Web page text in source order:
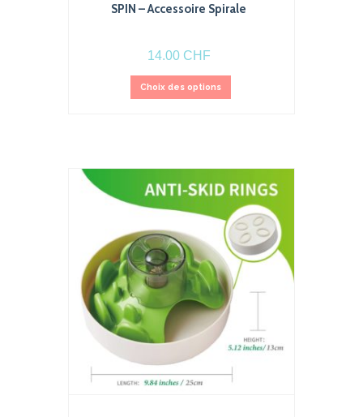
SPIN – Accessoire Spirale
14.00 CHF
Choix des options
produit
Les
options
peuvent
être
choisies
sur
la
page
du